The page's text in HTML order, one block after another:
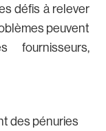
défis à relever
peuvent
des pénuries